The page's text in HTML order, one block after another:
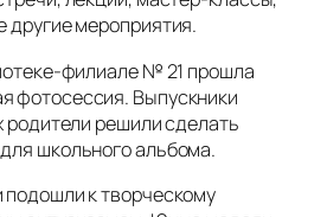
другие мероприятия.
филиале № 21 прошла
фотосессия. Выпускники
родители решили сделать
школьного альбома.
к творческому